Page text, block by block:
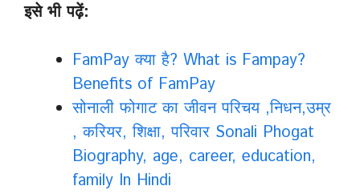
इसे भी पढ़ें:
FamPay क्या है? What is Fampay?
Benefits of FamPay
सोनाली फोगाट का जीवन परिचय ,निधन,उम्र
, करियर, शिक्षा, परिवार Sonali Phogat
Biography, age, career, education,
family In Hindi